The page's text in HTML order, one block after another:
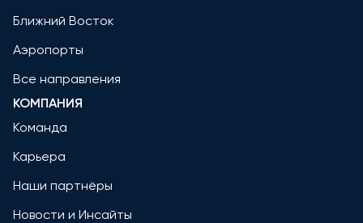
Ближний Восток
Аэропорты
Все направления
КОМПАНИЯ
Команда
Карьера
Наши партнёры
Новости и Инсайты